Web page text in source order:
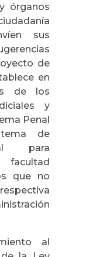
órganos
sus
de
en
de los
y
Penal
de
para
facultad
que no
al